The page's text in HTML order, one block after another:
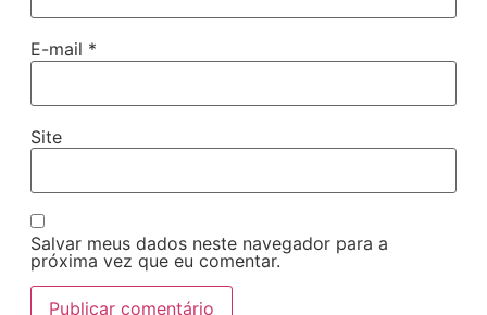
E-mail *
Site
Salvar meus dados neste navegador para a
próxima vez que eu comentar.